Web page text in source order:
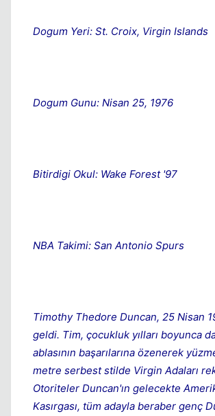
Dogum Yeri: St. Croix, Virgin Islands
Dogum Gunu: Nisan 25, 1976
Bitirdigi Okul: Wake Forest '97
NBA Takimi: San Antonio Spurs
Timothy Thedore Duncan, 25 Nisan
geldi. Tim, çocukluk yılları boyunca
ablasının başarılarına özenerek
metre serbest stilde Virgin Adaları
Otoriteler Duncan'ın gelecekte
Kasırgası, tüm adayla beraber genç